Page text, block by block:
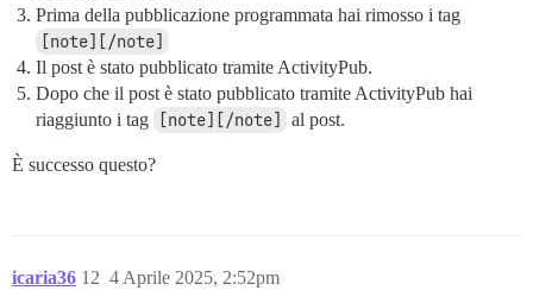
Prima della pubblicazione programmata hai rimosso i tag
[note][/note]
Il post è stato pubblicato tramite ActivityPub.
Dopo che il post è stato pubblicato tramite ActivityPub hai
riaggiunto i tag
[note][/note] al post.
È successo questo?
icaria36 4 Aprile 2025, 2:52pm
12